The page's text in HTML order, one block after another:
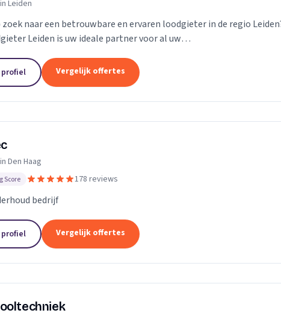
Leiden
zoek naar een betrouwbare en ervaren loodgieter in de regio
Leiden is uw ideale partner voor al uw
profiel Vergelijk offertes
Den Haag
Score 178 reviews
Total onderhoud bedrijf
profiel Vergelijk offertes